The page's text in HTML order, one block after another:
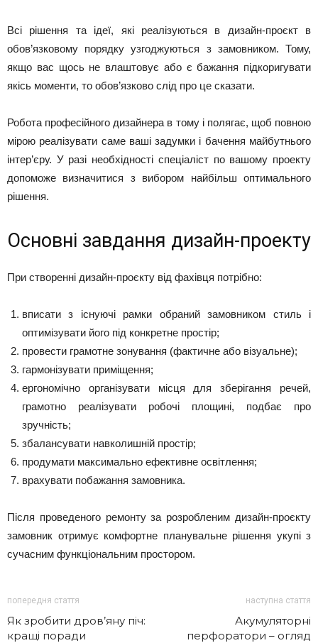
Всі рішення та ідеї, які реалізуються в дизайн-проєкт в
обов’язковому порядку узгоджуються з замовником. Тому,
якщо вас щось не влаштовує або є бажання підкоригувати
якісь моменти, то обов’язково слід про це сказати.
Робота професійного дизайнера в тому і полягає, щоб повною
мірою реалізувати саме ваші задумки і бачення майбутнього
інтер’єру. У разі необхідності спеціаліст по вашому проекту
допоможе визначитися з вибором найбільш оптимального
рішення.
Основні завдання дизайн-проекту
При створенні дизайн-проєкту від фахівця потрібно:
вписати з існуючі рамки обраний замовником стиль і
оптимізувати його під конкретне простір;
провести грамотне зонування (фактичне або візуальне);
гармонізувати приміщення;
ергономічно організувати місця для зберігання речей,
грамотно реалізувати робочі площині, подбає про
зручність;
збалансувати навколишній простір;
продумати максимально ефективне освітлення;
врахувати побажання замовника.
Після проведеного ремонту за розробленим дизайн-проєкту
замовник отримує комфортне планувальне рішення укупі з
сучасним функціональним простором.
попередня стаття
Як зробити дров’яну піч:
кращі поради
наступна стаття
Акумуляторні
перфоратори – огляд